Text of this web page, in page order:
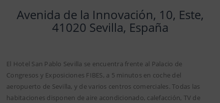
Avenida de la Innovación, 10, Este,
41020 Sevilla, España
El Hotel San Pablo Sevilla se encuentra frente al Palacio de
Congresos y Exposiciones FIBES, a 5 minutos en coche del
aeropuerto de Sevilla, y de varios centros comerciales. Todas las
habitaciones disponen de aire acondicionado, calefacción, TV de